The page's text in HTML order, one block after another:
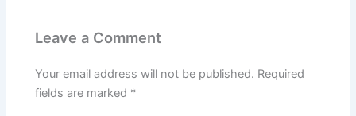
Leave a Comment
Your email address will not be published. Required
fields are marked *